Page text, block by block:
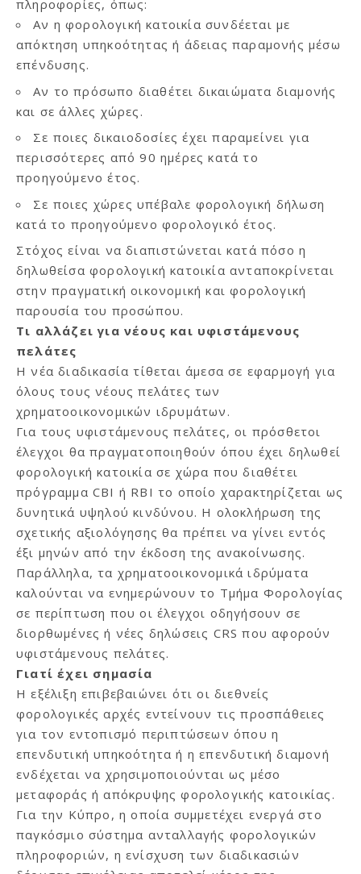
πληροφορίες, όπως:
Αν η φορολογική κατοικία συνδέεται με
απόκτηση υπηκοότητας ή άδειας παραμονής μέσω
επένδυσης.
Αν το πρόσωπο διαθέτει δικαιώματα διαμονής
και σε άλλες χώρες.
Σε ποιες δικαιοδοσίες έχει παραμείνει για
περισσότερες από 90 ημέρες κατά το
προηγούμενο έτος.
Σε ποιες χώρες υπέβαλε φορολογική δήλωση
κατά το προηγούμενο φορολογικό έτος.
Στόχος είναι να διαπιστώνεται κατά πόσο η
δηλωθείσα φορολογική κατοικία ανταποκρίνεται
στην πραγματική οικονομική και φορολογική
παρουσία του προσώπου.
Τι αλλάζει για νέους και υφιστάμενους
πελάτες
Η νέα διαδικασία τίθεται άμεσα σε εφαρμογή για
όλους τους νέους πελάτες των
χρηματοοικονομικών ιδρυμάτων.
Για τους υφιστάμενους πελάτες, οι πρόσθετοι
έλεγχοι θα πραγματοποιηθούν όπου έχει δηλωθεί
φορολογική κατοικία σε χώρα που διαθέτει
πρόγραμμα CBI ή RBI το οποίο χαρακτηρίζεται ως
δυνητικά υψηλού κινδύνου. Η ολοκλήρωση της
σχετικής αξιολόγησης θα πρέπει να γίνει εντός
έξι μηνών από την έκδοση της ανακοίνωσης.
Παράλληλα, τα χρηματοοικονομικά ιδρύματα
καλούνται να ενημερώνουν το Τμήμα Φορολογίας
σε περίπτωση που οι έλεγχοι οδηγήσουν σε
διορθωμένες ή νέες δηλώσεις CRS που αφορούν
υφιστάμενους πελάτες.
Γιατί έχει σημασία
Η εξέλιξη επιβεβαιώνει ότι οι διεθνείς
φορολογικές αρχές εντείνουν τις προσπάθειες
για τον εντοπισμό περιπτώσεων όπου η
επενδυτική υπηκοότητα ή η επενδυτική διαμονή
ενδέχεται να χρησιμοποιούνται ως μέσο
μεταφοράς ή απόκρυψης φορολογικής κατοικίας.
Για την Κύπρο, η οποία συμμετέχει ενεργά στο
παγκόσμιο σύστημα ανταλλαγής φορολογικών
πληροφοριών, η ενίσχυση των διαδικασιών